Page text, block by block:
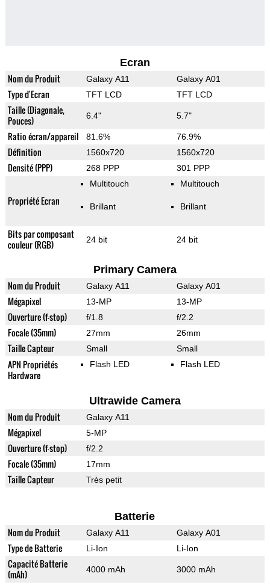
Ecran
Nom du Produit Galaxy A11 Galaxy A01
Type d'Ecran TFT LCD TFT LCD
Taille (Diagonale,
Pouces)
6.4" 5.7"
Ratio écran/appareil 81.6% 76.9%
Définition 1560x720 1560x720
Densité (PPP) 268 PPP 301 PPP
Propriété Ecran
Multitouch
Brillant
Multitouch
Brillant
Bits par composant
couleur (RGB)
24 bit 24 bit
Primary Camera
Nom du Produit Galaxy A11 Galaxy A01
Mégapixel 13-MP 13-MP
Ouverture (f-stop) f/1.8 f/2.2
Focale (35mm) 27mm 26mm
Taille Capteur Small Small
APN Propriétés
Hardware
Flash LED Flash LED
Ultrawide Camera
Nom du Produit Galaxy A11
Mégapixel 5-MP
Ouverture (f-stop) f/2.2
Focale (35mm) 17mm
Taille Capteur Très petit
Batterie
Nom du Produit Galaxy A11 Galaxy A01
Type de Batterie Li-Ion Li-Ion
Capacité Batterie
(mAh)
4000 mAh 3000 mAh